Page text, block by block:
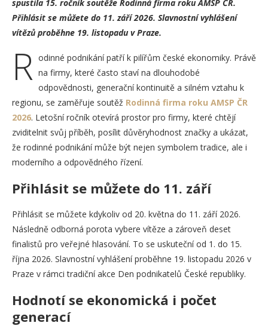
spustila 15. ročník soutěže Rodinná firma roku AMSP ČR.
Přihlásit se můžete do 11. září 2026. Slavnostní vyhlášení
vítězů proběhne 19. listopadu v Praze.
R odinné podnikání patří k pilířům české ekonomiky. Právě
na firmy, které často staví na dlouhodobé
odpovědnosti, generační kontinuitě a silném vztahu k
regionu, se zaměřuje soutěž Rodinná firma roku AMSP ČR
2026. Letošní ročník otevírá prostor pro firmy, které chtějí
zviditelnit svůj příběh, posílit důvěryhodnost značky a ukázat,
že rodinné podnikání může být nejen symbolem tradice, ale i
moderního a odpovědného řízení.
Přihlásit se můžete do 11. září
Přihlásit se můžete kdykoliv od 20. května do 11. září 2026.
Následně odborná porota vybere vítěze a zároveň deset
finalistů pro veřejné hlasování. To se uskuteční od 1. do 15.
října 2026. Slavnostní vyhlášení proběhne 19. listopadu 2026 v
Praze v rámci tradiční akce Den podnikatelů České republiky.
Hodnotí se ekonomická i počet
generací